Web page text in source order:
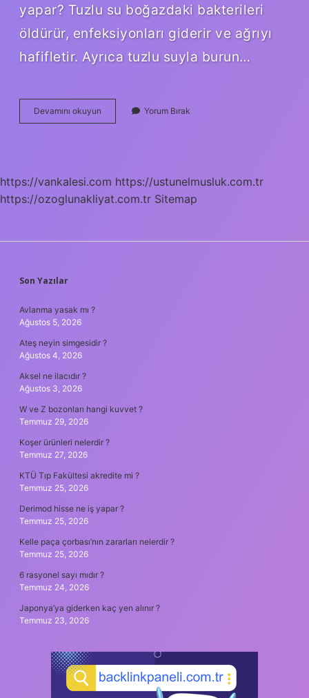
yapar? Tuzlu su boğazdaki bakterileri
öldürür, enfeksiyonları giderir ve ağrıyı
hafifletir. Ayrıca tuzlu suyla burun…
Devamını okuyun
Su
Yorum Bırak
https://vankalesi.com https://ustunelmusluk.com.tr
https://ozoglunakliyat.com.tr Sitemap
SIDEBAR
Son Yazılar
Avlanma yasak mı ?
Ağustos 5, 2026
Ateş neyin simgesidir ?
Ağustos 4, 2026
Aksel ne ilacıdır ?
Ağustos 3, 2026
W ve Z bozonları hangi kuvvet ?
Temmuz 29, 2026
Koşer ürünleri nelerdir ?
Temmuz 27, 2026
KTÜ Tıp Fakültesi akredite mi ?
Temmuz 25, 2026
Derimod hisse ne iş yapar ?
Temmuz 25, 2026
Kelle paça çorbası’nın zararları nelerdir ?
Temmuz 25, 2026
6 rasyonel sayı mıdır ?
Temmuz 24, 2026
Japonya’ya giderken kaç yen alınır ?
Temmuz 23, 2026